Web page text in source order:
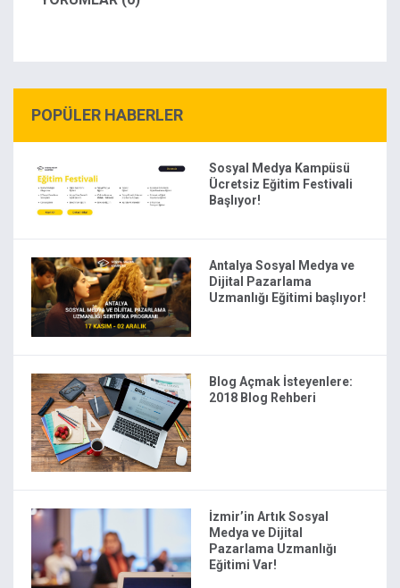
POPÜLER HABERLER
Sosyal Medya Kampüsü
Ücretsiz Eğitim Festivali
Başlıyor!
Antalya Sosyal Medya ve
Dijital Pazarlama
Uzmanlığı Eğitimi başlıyor!
Blog Açmak İsteyenlere:
2018 Blog Rehberi
İzmir’in Artık Sosyal
Medya ve Dijital
Pazarlama Uzmanlığı
Eğitimi Var!